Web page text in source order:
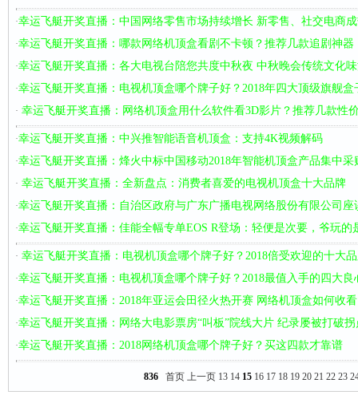
·幸运飞艇开奖直播：中国网络零售市场持续增长 新零售、社交电商
·幸运飞艇开奖直播：哪款网络机顶盒看剧不卡顿？推荐几款追剧神器
·幸运飞艇开奖直播：各大电视台陪您共度中秋夜 中秋晚会传统文化
·幸运飞艇开奖直播：电视机顶盒哪个牌子好？2018年四大顶级旗舰盒
· 幸运飞艇开奖直播：网络机顶盒用什么软件看3D影片？推荐几款性
·幸运飞艇开奖直播：中兴推智能语音机顶盒：支持4K视频解码
·幸运飞艇开奖直播：烽火中标中国移动2018年智能机顶盒产品集中采
· 幸运飞艇开奖直播：全新盘点：消费者喜爱的电视机顶盒十大品牌
·幸运飞艇开奖直播：自治区政府与广东广播电视网络股份有限公司座
·幸运飞艇开奖直播：佳能全幅专单EOS R登场：轻便是次要，爷玩的
· 幸运飞艇开奖直播：电视机顶盒哪个牌子好？2018倍受欢迎的十大
·幸运飞艇开奖直播：电视机顶盒哪个牌子好？2018最值入手的四大良
·幸运飞艇开奖直播：2018年亚运会田径火热开赛 网络机顶盒如何收
·幸运飞艇开奖直播：网络大电影票房“叫板”院线大片 纪录屡被打破
·幸运飞艇开奖直播：2018网络机顶盒哪个牌子好？买这四款才靠谱
836 首页 上一页 13 14 15 16 17 18 19 20 21 22 23